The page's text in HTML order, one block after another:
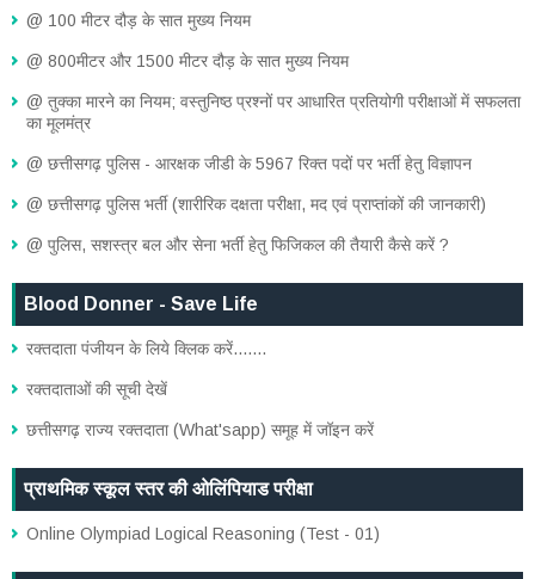
@ 100 मीटर दौड़ के सात मुख्य नियम
@ 800मीटर और 1500 मीटर दौड़ के सात मुख्य नियम
@ तुक्का मारने का नियम; वस्तुनिष्ठ प्रश्नों पर आधारित प्रतियोगी परीक्षाओं में सफलता
का मूलमंत्र
@ छत्तीसगढ़ पुलिस - आरक्षक जीडी के 5967 रिक्त पदों पर भर्ती हेतु विज्ञापन
@ छत्तीसगढ़ पुलिस भर्ती (शारीरिक दक्षता परीक्षा, मद एवं प्राप्तांकों की जानकारी)
@ पुलिस, सशस्त्र बल और सेना भर्ती हेतु फिजिकल की तैयारी कैसे करें ?
Blood Donner - Save Life
रक्तदाता पंजीयन के लिये क्लिक करें.......
रक्तदाताओं की सूची देखें
छत्तीसगढ़ राज्य रक्तदाता (What'sapp) समूह में जॉइन करें
प्राथमिक स्कूल स्तर की ओलिंपियाड परीक्षा
Online Olympiad Logical Reasoning (Test - 01)